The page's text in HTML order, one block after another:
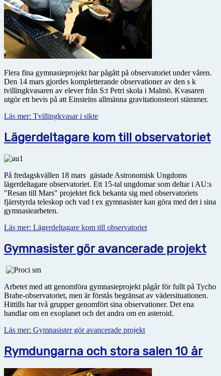
Flera fina gymnasieprojekt har pågått på observatoriet under våren.
Den 14 mars gjordes kompletterande observationer av den s k
tvillingkvasaren av elever från S:t Petri skola i Malmö. Kvasaren
utgör ett bevis på att Einsteins allmänna gravitationsteori stämmer.
Läs mer: Tvillingkvasar i sikte
Lägerdeltagare kom till observatoriet
På fredagskvällen 18 mars gästade Astronomisk Ungdoms
lägerdeltagare observatoriet. Ett 15-tal ungdomar som deltar i AU:s
"Resan till Mars" projektet fick bekanta sig med observatoriets
fjärrstyrda teleskop och vad t ex gymnasister kan göra med det i sina
gymnasiearbeten.
Läs mer: Lägerdeltagare kom till observatoriet
Gymnasister gör avancerade projekt
Arbetet med att genomföra gymnasieprojekt pågår för fullt på Tycho
Brahe-observatoriet, men är förstås begränsat av vädersituationen.
Hittills har två grupper genomfört sina observationer. Det ena
handlar om en exoplanet och det andra om en asteroid.
Läs mer: Gymnasister gör avancerade projekt
Rymdungarna och stora salen 10 år